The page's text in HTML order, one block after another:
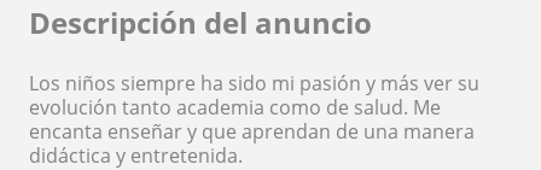
Descripción del anuncio
Los niños siempre ha sido mi pasión y más ver su
evolución tanto academia como de salud. Me
encanta enseñar y que aprendan de una manera
didáctica y entretenida.